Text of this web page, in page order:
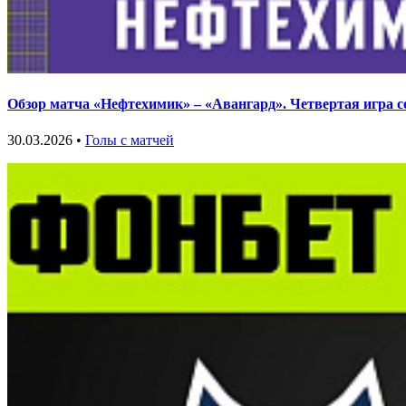
Обзор матча «Нефтехимик» – «Авангард». Четвертая игра
30.03.2026 • Голы с матчей